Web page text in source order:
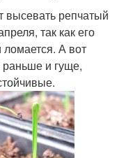
репчатый
так как его
ломается. А вот
раньше и гуще,